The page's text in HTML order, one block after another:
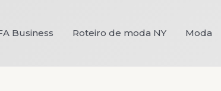
Business Roteiro de moda NY Moda